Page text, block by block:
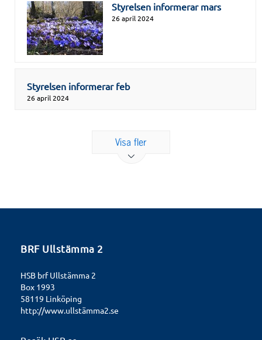
Styrelsen informerar mars
26 april 2024
Styrelsen informerar feb
26 april 2024
Visa fler
BRF Ullstämma 2
HSB brf Ullstämma 2
Box 1993
58119 Linköping
http://www.ullstämma2.se